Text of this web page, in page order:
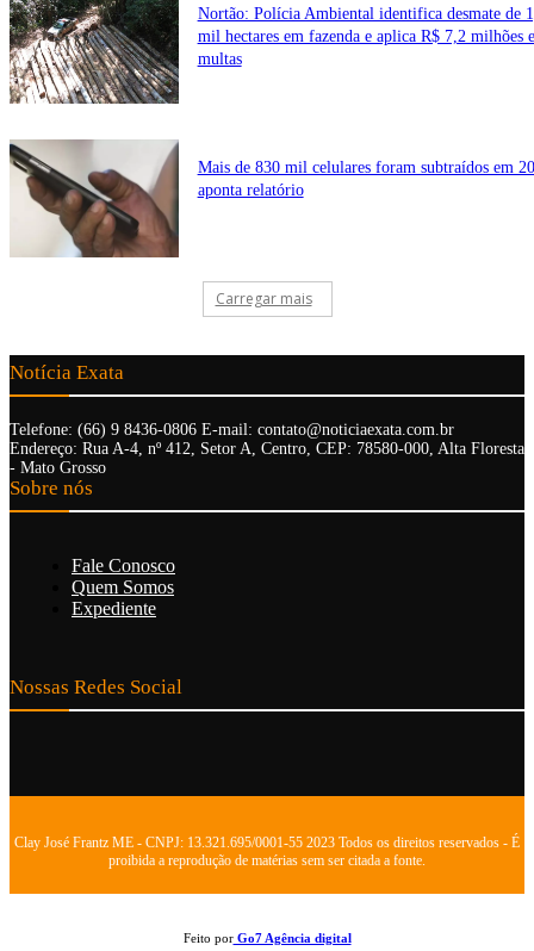
Nortão: Polícia Ambiental identifica desmate de
mil hectares em fazenda e aplica R$ 7,2 milhões
multas
Mais de 830 mil celulares foram subtraídos em
aponta relatório
Carregar mais
Notícia Exata
Telefone: (66) 9 8436-0806 E-mail: contato@noticiaexata.com.br
Endereço: Rua A-4, nº 412, Setor A, Centro, CEP: 78580-000, Alta Floresta
- Mato Grosso
Sobre nós
Fale Conosco
Quem Somos
Expediente
Nossas Redes Social
Clay José Frantz ME - CNPJ: 13.321.695/0001-55 2023 Todos os direitos reservados - É
proibida a reprodução de matérias sem ser citada a fonte.
Feito porGo7 Agência digital